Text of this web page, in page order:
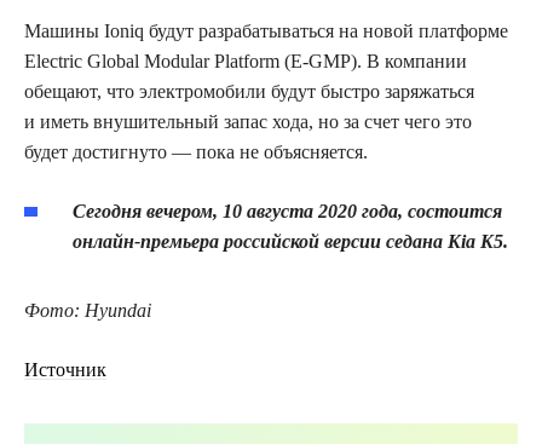
Машины Ioniq будут разрабатываться на новой платформе
Electric Global Modular Platform (E-GMP). В компании
обещают, что электромобили будут быстро заряжаться
и иметь внушительный запас хода, но за счет чего это
будет достигнуто — пока не объясняется.
Сегодня вечером, 10 августа 2020 года, состоится
онлайн-премьера российской версии седана Kia K5.
Фото: Hyundai
Источник